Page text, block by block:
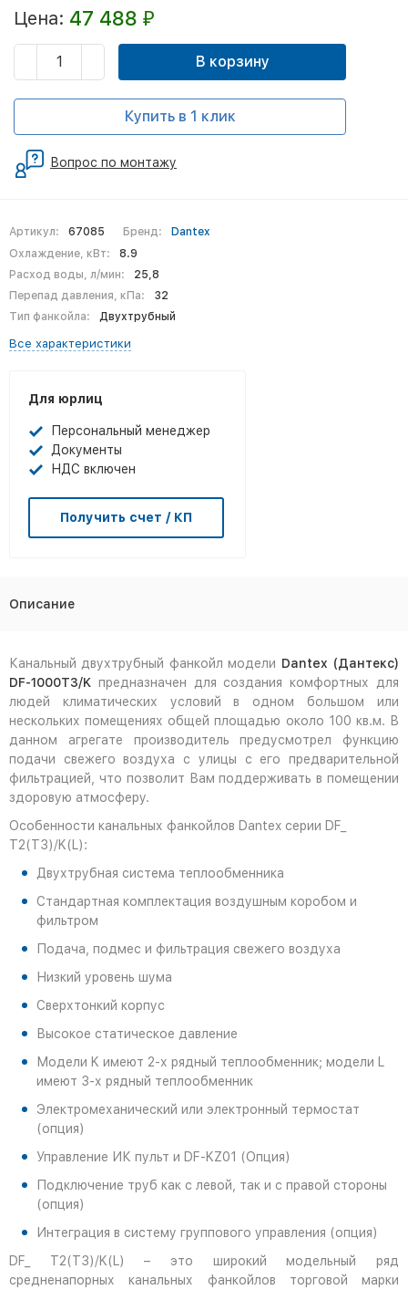
Артикул: 67085 Бренд:
Dantex
Охлаждение, кВт:
8.9
Расход воды, л/мин:
25,8
Перепад давления, кПа:
32
Тип фанкойла:
Двухтрубный
Все характеристики
Для юрлиц
Персональный менеджер
Документы
НДС включен
Получить счет / КП
Цена: 47 488 ₽
В корзину
Купить в 1 клик
Вопрос по монтажу
Описание
Канальный двухтрубный фанкойл модели Dantex (Дантекс)
DF-1000T3/K предназначен для создания комфортных для
людей климатических условий в одном большом или
нескольких помещениях общей площадью около 100 кв.м. В
данном агрегате производитель предусмотрел функцию
подачи свежего воздуха с улицы с его предварительной
фильтрацией, что позволит Вам поддерживать в помещении
здоровую атмосферу.
Особенности канальных фанкойлов Dantex серии DF_
T2(T3)/K(L):
Двухтрубная система теплообменника
Стандартная комплектация воздушным коробом и
фильтром
Подача, подмес и фильтрация свежего воздуха
Низкий уровень шума
Сверхтонкий корпус
Высокое статическое давление
Модели K имеют 2-х рядный теплообменник; модели L
имеют 3-х рядный теплообменник
Электромеханический или электронный термостат
(опция)
Управление ИК пульт и DF-KZ01 (Опция)
Подключение труб как с левой, так и с правой стороны
(опция)
Интеграция в систему группового управления (опция)
DF_ T2(T3)/K(L) – это широкий модельный ряд
средненапорных канальных фанкойлов торговой марки